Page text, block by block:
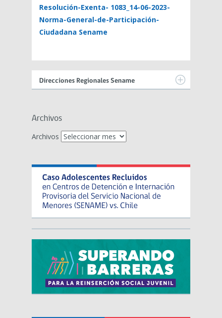
Resolución-Exenta- 1083_14-06-2023-
Norma-General-de-Participación-
Ciudadana Sename
Direcciones Regionales Sename
Archivos
Archivos